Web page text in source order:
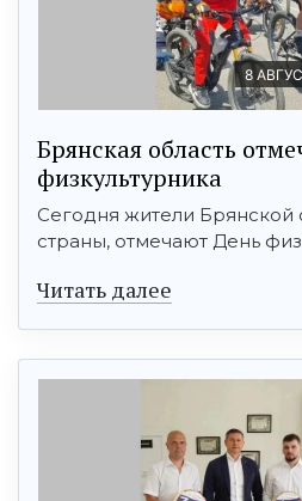
8
Брянская область
физкультурника
Сегодня жители Брянской
страны, отмечают День
Читать далее